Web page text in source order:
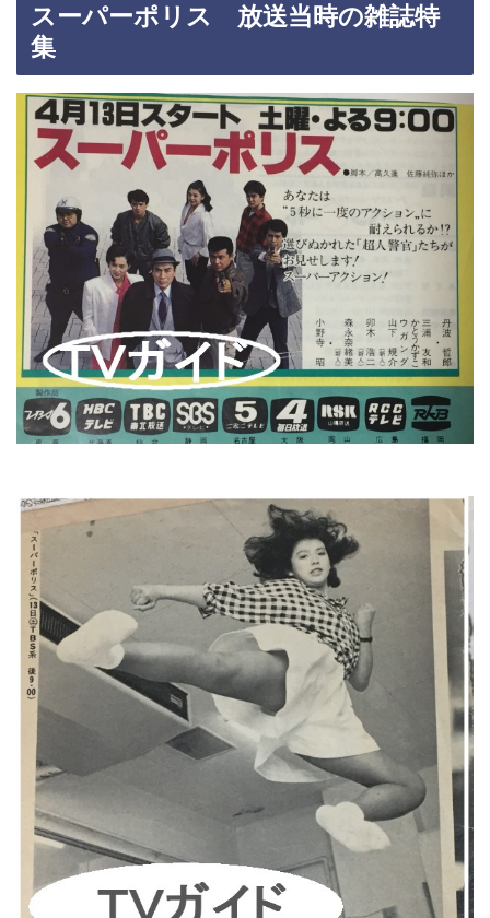
スーパーポリス 放送当時の雑誌特
集